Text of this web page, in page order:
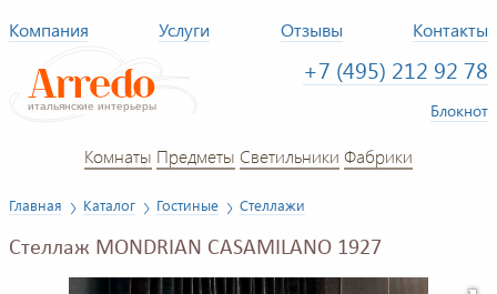
Компания Услуги Отзывы Контакты
+7 (495) 212 92 78
Блокнот
Комнаты Предметы Светильники Фабрики
Главная Каталог Гостиные Стеллажи
Стеллаж MONDRIAN CASAMILANO 1927